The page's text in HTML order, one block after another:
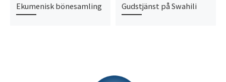
Ekumenisk bönesamling Gudstjänst på Swahili